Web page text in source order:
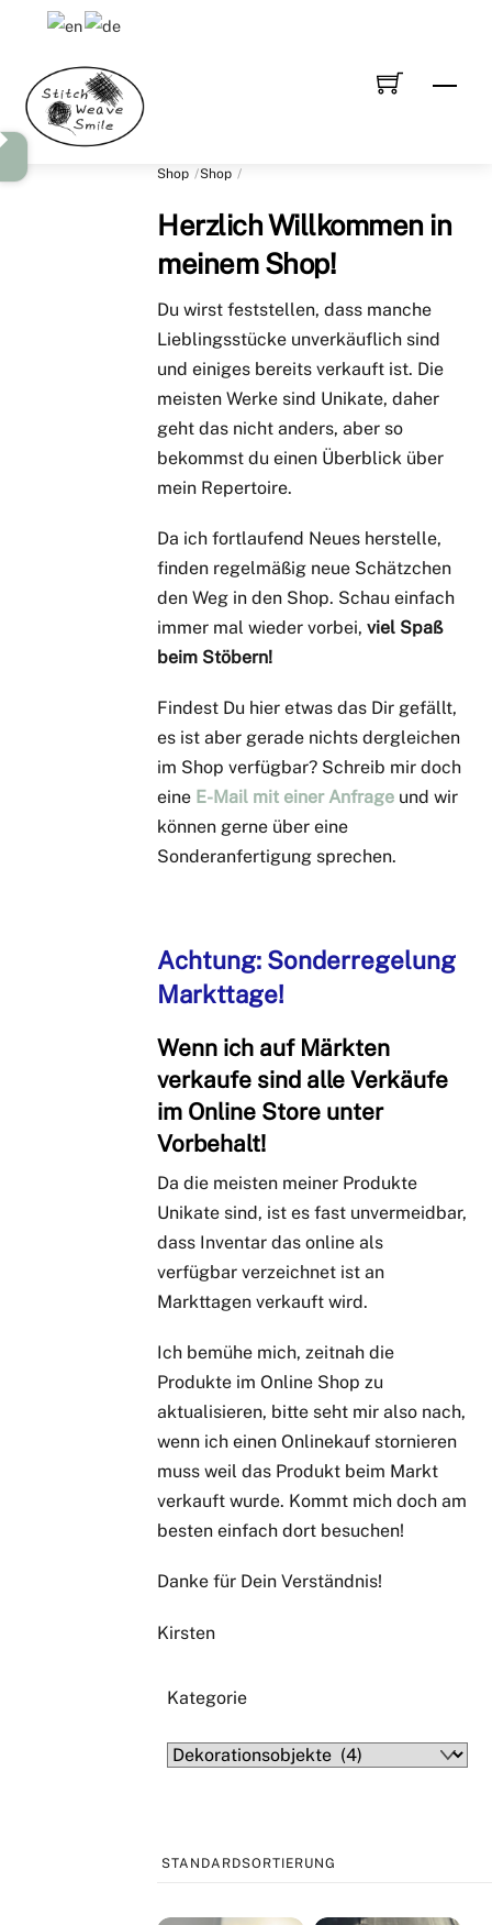
content
Shop Shop
Herzlich Willkommen in
meinem Shop!
Du wirst feststellen, dass manche
Lieblingsstücke unverkäuflich sind
und einiges bereits verkauft ist. Die
meisten Werke sind Unikate, daher
geht das nicht anders, aber so
bekommst du einen Überblick über
mein Repertoire.
Da ich fortlaufend Neues herstelle,
finden regelmäßig neue Schätzchen
den Weg in den Shop. Schau einfach
immer mal wieder vorbei,viel Spaß
beim Stöbern!
Findest Du hier etwas das Dir gefällt,
es ist aber gerade nichts dergleichen
im Shop verfügbar? Schreib mir doch
eine E-Mail mit einer Anfrage und wir
können gerne über eine
Sonderanfertigung sprechen.
Achtung: Sonderregelung
Markttage!
Wenn ich auf Märkten
verkaufe sind alle Verkäufe
im Online Store unter
Vorbehalt!
Da die meisten meiner Produkte
Unikate sind, ist es fast unvermeidbar,
dass Inventar das online als
verfügbar verzeichnet ist an
Markttagen verkauft wird.
Ich bemühe mich, zeitnah die
Produkte im Online Shop zu
aktualisieren, bitte seht mir also nach,
wenn ich einen Onlinekauf stornieren
muss weil das Produkt beim Markt
verkauft wurde. Kommt mich doch am
besten einfach dort besuchen!
Danke für Dein Verständnis!
Kirsten
Kategorie